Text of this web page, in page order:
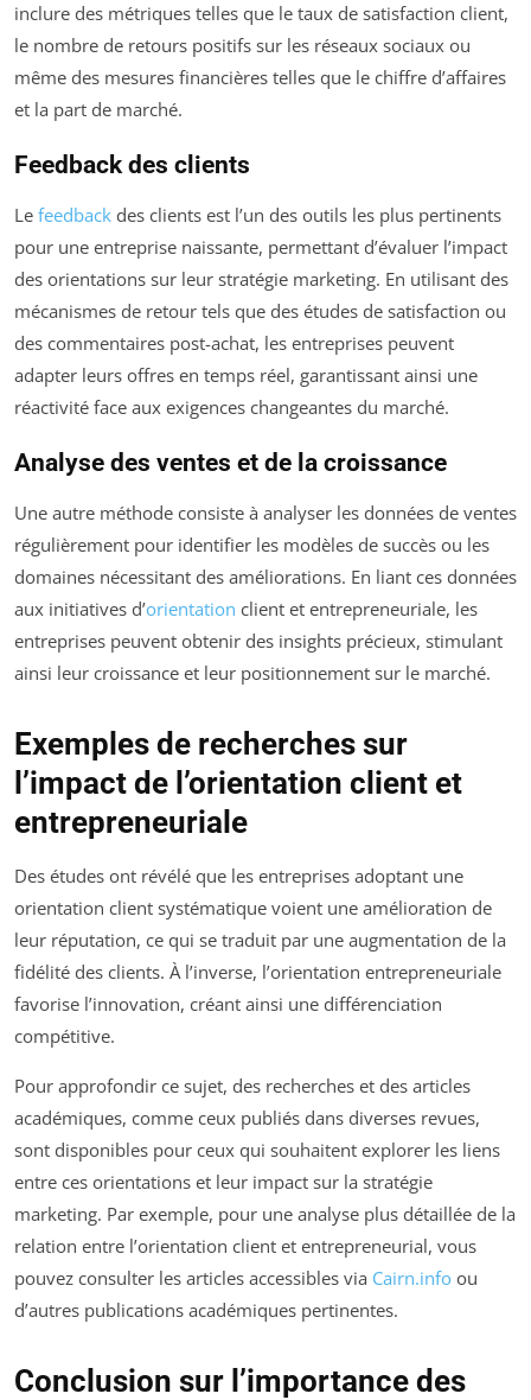
inclure des métriques telles que le taux de satisfaction client,
le nombre de retours positifs sur les réseaux sociaux ou
même des mesures financières telles que le chiffre d’affaires
et la part de marché.
Feedback des clients
Le feedback des clients est l’un des outils les plus pertinents
pour une entreprise naissante, permettant d’évaluer l’impact
des orientations sur leur stratégie marketing. En utilisant des
mécanismes de retour tels que des études de satisfaction ou
des commentaires post-achat, les entreprises peuvent
adapter leurs offres en temps réel, garantissant ainsi une
réactivité face aux exigences changeantes du marché.
Analyse des ventes et de la croissance
Une autre méthode consiste à analyser les données de ventes
régulièrement pour identifier les modèles de succès ou les
domaines nécessitant des améliorations. En liant ces données
aux initiatives d’orientation client et entrepreneuriale, les
entreprises peuvent obtenir des insights précieux, stimulant
ainsi leur croissance et leur positionnement sur le marché.
Exemples de recherches sur
l’impact de l’orientation client et
entrepreneuriale
Des études ont révélé que les entreprises adoptant une
orientation client systématique voient une amélioration de
leur réputation, ce qui se traduit par une augmentation de la
fidélité des clients. À l’inverse, l’orientation entrepreneuriale
favorise l’innovation, créant ainsi une différenciation
compétitive.
Pour approfondir ce sujet, des recherches et des articles
académiques, comme ceux publiés dans diverses revues,
sont disponibles pour ceux qui souhaitent explorer les liens
entre ces orientations et leur impact sur la stratégie
marketing. Par exemple, pour une analyse plus détaillée de la
relation entre l’orientation client et entrepreneurial, vous
pouvez consulter les articles accessibles via Cairn.info ou
d’autres publications académiques pertinentes.
Conclusion sur l’importance des